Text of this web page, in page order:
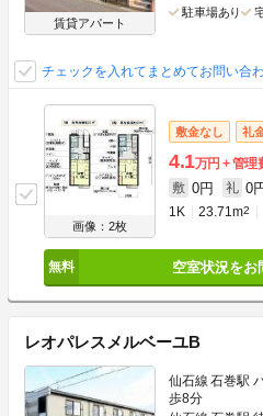
賃貸アパート
駐車場あり
チェックを入れてまとめてお問い合
画像：2枚
敷金なし 礼
4.1万円 管理
敷 0円 礼 0
1K 23.71m2
空室状況をお
レオパレスメルベーユB
仙石線 石巻駅
歩8分